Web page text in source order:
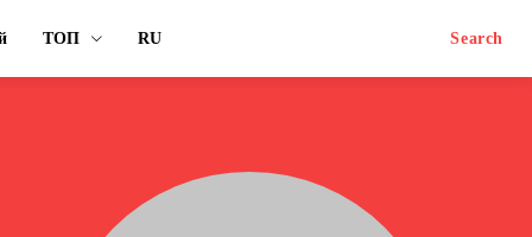
ТОП RU Search